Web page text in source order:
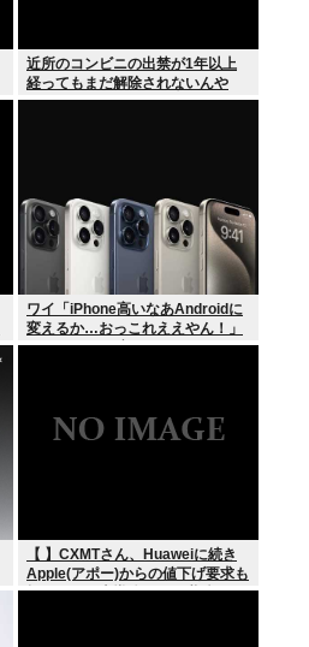
近所のコンビニの出禁が1年以上
経ってもまだ解除されないんや
が…
ワイ「iPhone高いなあAndroidに
変えるか…おっこれええやん！」
→iPhoneより高い
【 】CXMTさん、Huaweiに続き
Apple(アポー)からの値下げ要求も
拒否！！！半導体バボー継続